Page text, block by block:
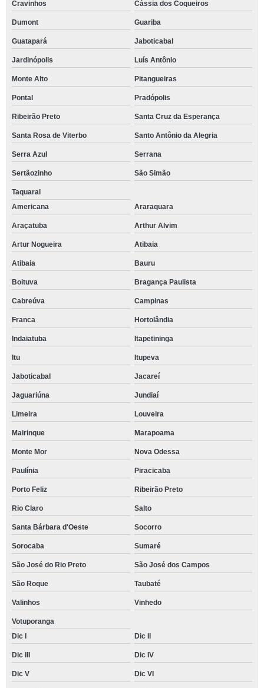
Cravinhos Cássia dos Coqueiros
Dumont Guariba
Guatapará Jaboticabal
Jardinópolis Luís Antônio
Monte Alto Pitangueiras
Pontal Pradópolis
Ribeirão Preto Santa Cruz da Esperança
Santa Rosa de Viterbo Santo Antônio da Alegria
Serra Azul Serrana
Sertãozinho São Simão
Taquaral
Americana
Araraquara
Araçatuba Arthur Alvim
Artur Nogueira Atibaia
Atibaia Bauru
Boituva Bragança Paulista
Cabreúva Campinas
Franca Hortolândia
Indaiatuba Itapetininga
Itu Itupeva
Jaboticabal Jacareí
Jaguariúna Jundiaí
Limeira Louveira
Mairinque Marapoama
Monte Mor Nova Odessa
Paulínia Piracicaba
Porto Feliz Ribeirão Preto
Rio Claro Salto
Santa Bárbara d'Oeste Socorro
Sorocaba Sumaré
São José do Rio Preto São José dos Campos
São Roque Taubaté
Valinhos Vinhedo
Votuporanga
Dic I
Dic II
Dic III Dic IV
Dic V Dic VI